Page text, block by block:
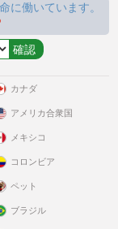
に働いています。
カナダ
アメリカ合衆国
メキシコ
コロンビア
ペット
ブラジル